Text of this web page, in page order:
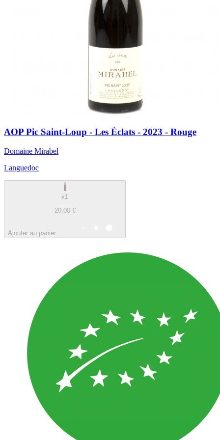
AOP Pic Saint-Loup - Les Éclats - 2023 - Rouge
Domaine Mirabel
Languedoc
x1
20,00 €
Ajouter au panier